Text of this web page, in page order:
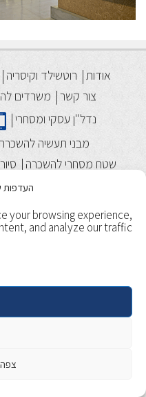
העדפות
your browsing experience,
and analyze our traffic.
אודות רוטשילד וקיסריה
צור קשר
משרדים
נדל"ן עסקי ומסחרי
מבני תעשיה להשכרה
שטח מסחרי להשכרה
מדיניות